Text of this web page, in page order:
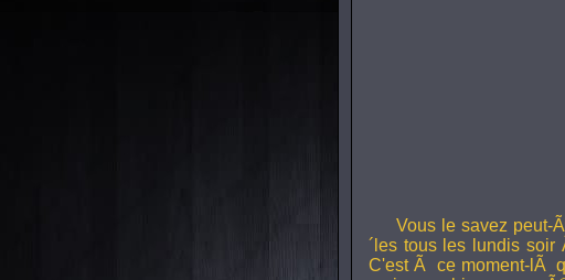
Vous le savez peut-
´les tous les lundis
C'est Ã ce moment-lÃ